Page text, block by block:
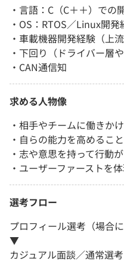
・言語：C（C＋＋）での
・OS：RTOS／Linux開発
・車載機器開発経験（上
・下回り（ドライバー層
・CAN通信知
求める人物像
・相手やチームに働きか
・自らの能力を高めるこ
・志や意思を持って行動
・ユーザーファーストを
選考フロー
プロフィール選考（場合
▼
カジュアル面談／通常選考